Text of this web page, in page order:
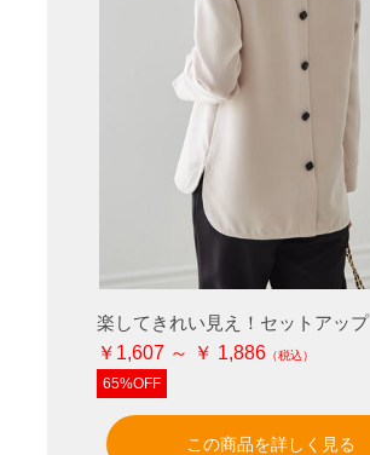
楽してきれい見え！セットアップ
￥1,607 ～ ￥ 1,886
65%OFF
この商品を詳しく見る